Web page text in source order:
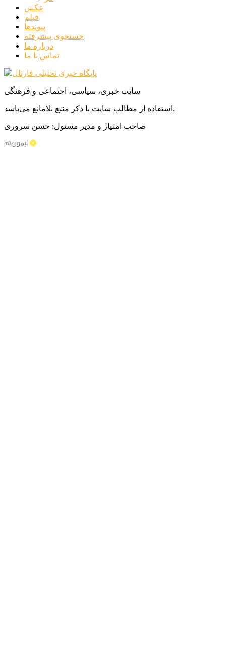
عکس
فیلم
پیوندها
جستجوی پیشرفته
درباره ما
تماس با ما
سایت خبری، سیاسی، اجتماعی و فرهنگی
استفاده از مطالب سایت با ذکر منبع بلامانع می‌باشد.
صاحب امتیاز و مدیر مسئول: حسن سروری